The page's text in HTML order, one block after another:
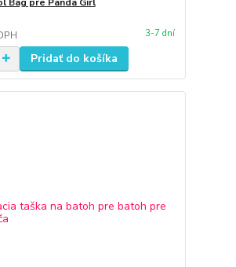
3-7 dní
Pridať do košíka